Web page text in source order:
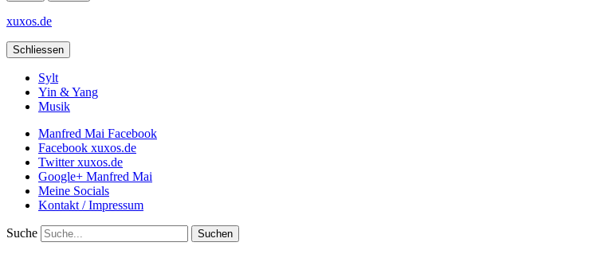
xuxos.de
Schliessen
Sylt
Yin & Yang
Musik
Manfred Mai Facebook
Facebook xuxos.de
Twitter xuxos.de
Google+ Manfred Mai
Meine Socials
Kontakt / Impressum
Suche